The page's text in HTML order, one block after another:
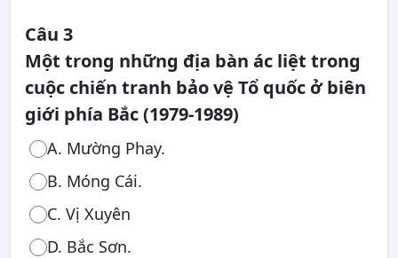
Câu 3
Một trong những địa bàn ác liệt trong
cuộc chiến tranh bảo vệ Tổ quốc ở biên
giới phía Bắc (1979-1989)
A. Mường Phay.
B. Móng Cái.
C. Vị Xuyên
D. Bắc Sơn.